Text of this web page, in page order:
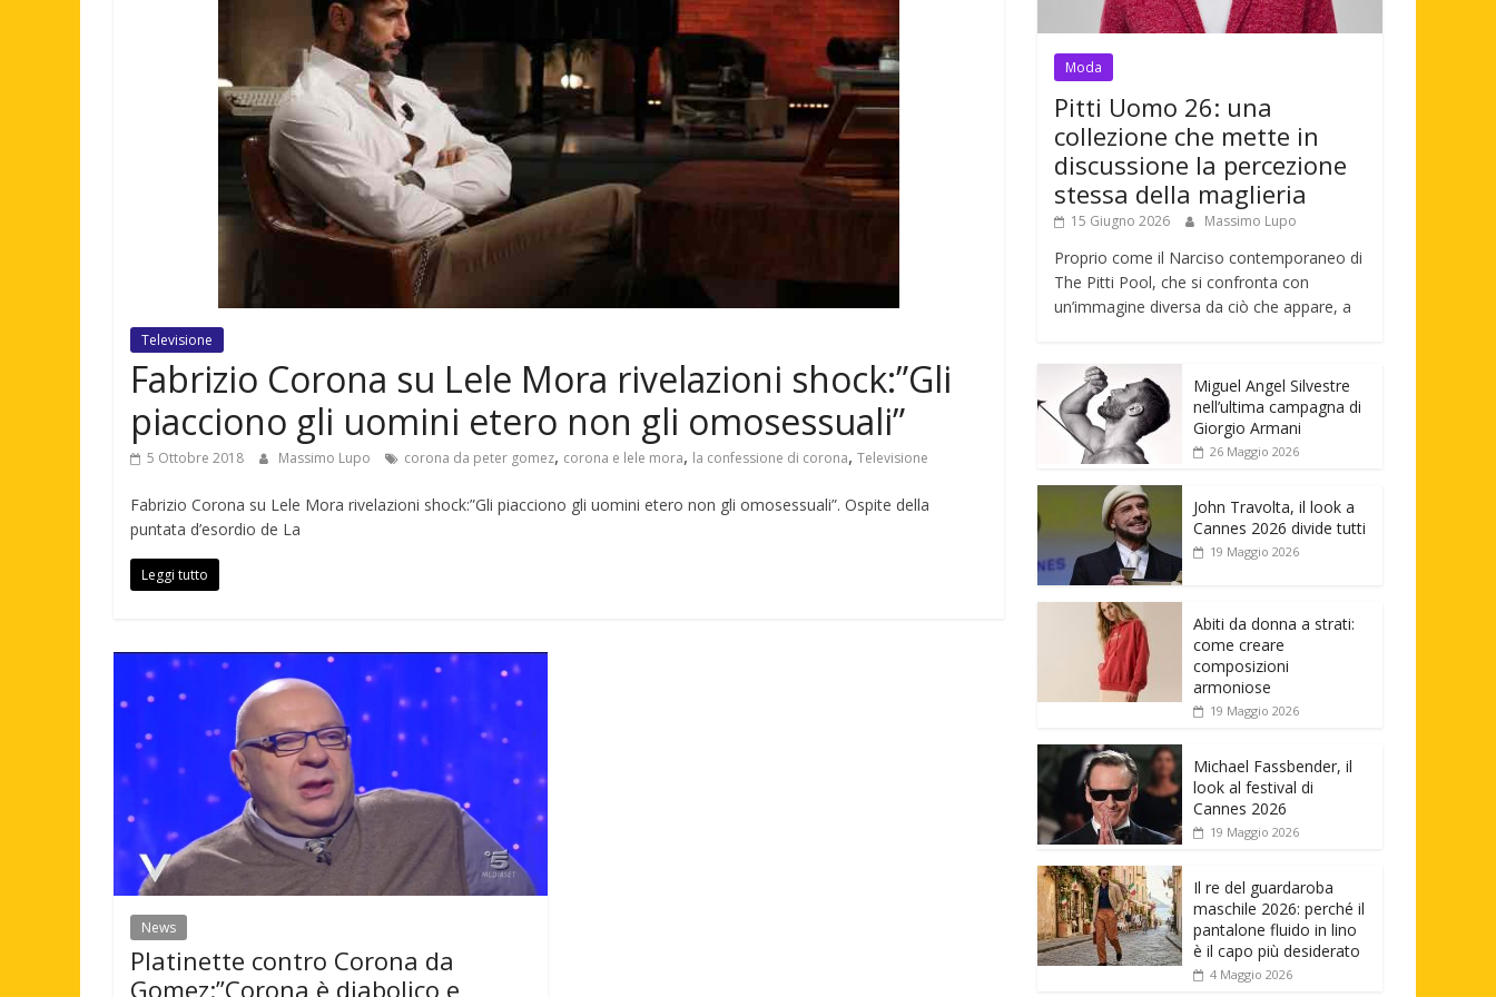
Televisione
Fabrizio Corona su Lele Mora rivelazioni shock:”Gli
piacciono gli uomini etero non gli omosessuali”
5 Ottobre 2018 Massimo Lupo corona da peter gomez, corona e lele mora, la confessione di corona, Televisione
Fabrizio Corona su Lele Mora rivelazioni shock:”Gli piacciono gli uomini etero non gli omosessuali”. Ospite della
puntata d’esordio de La
Leggi tutto
News
Platinette contro Corona da
Gomez:”Corona è diabolico e
Moda
Pitti Uomo 26: una
collezione che mette in
discussione la percezione
stessa della maglieria
15 Giugno 2026 Massimo Lupo
Proprio come il Narciso contemporaneo di
The Pitti Pool, che si confronta con
un’immagine diversa da ciò che appare, a
Miguel Angel Silvestre
nell’ultima campagna di
Giorgio Armani
26 Maggio 2026
John Travolta, il look a
Cannes 2026 divide tutti
19 Maggio 2026
Abiti da donna a strati:
come creare
composizioni
armoniose
19 Maggio 2026
Michael Fassbender, il
look al festival di
Cannes 2026
19 Maggio 2026
Il re del guardaroba
maschile 2026: perché il
pantalone fluido in lino
è il capo più desiderato
4 Maggio 2026